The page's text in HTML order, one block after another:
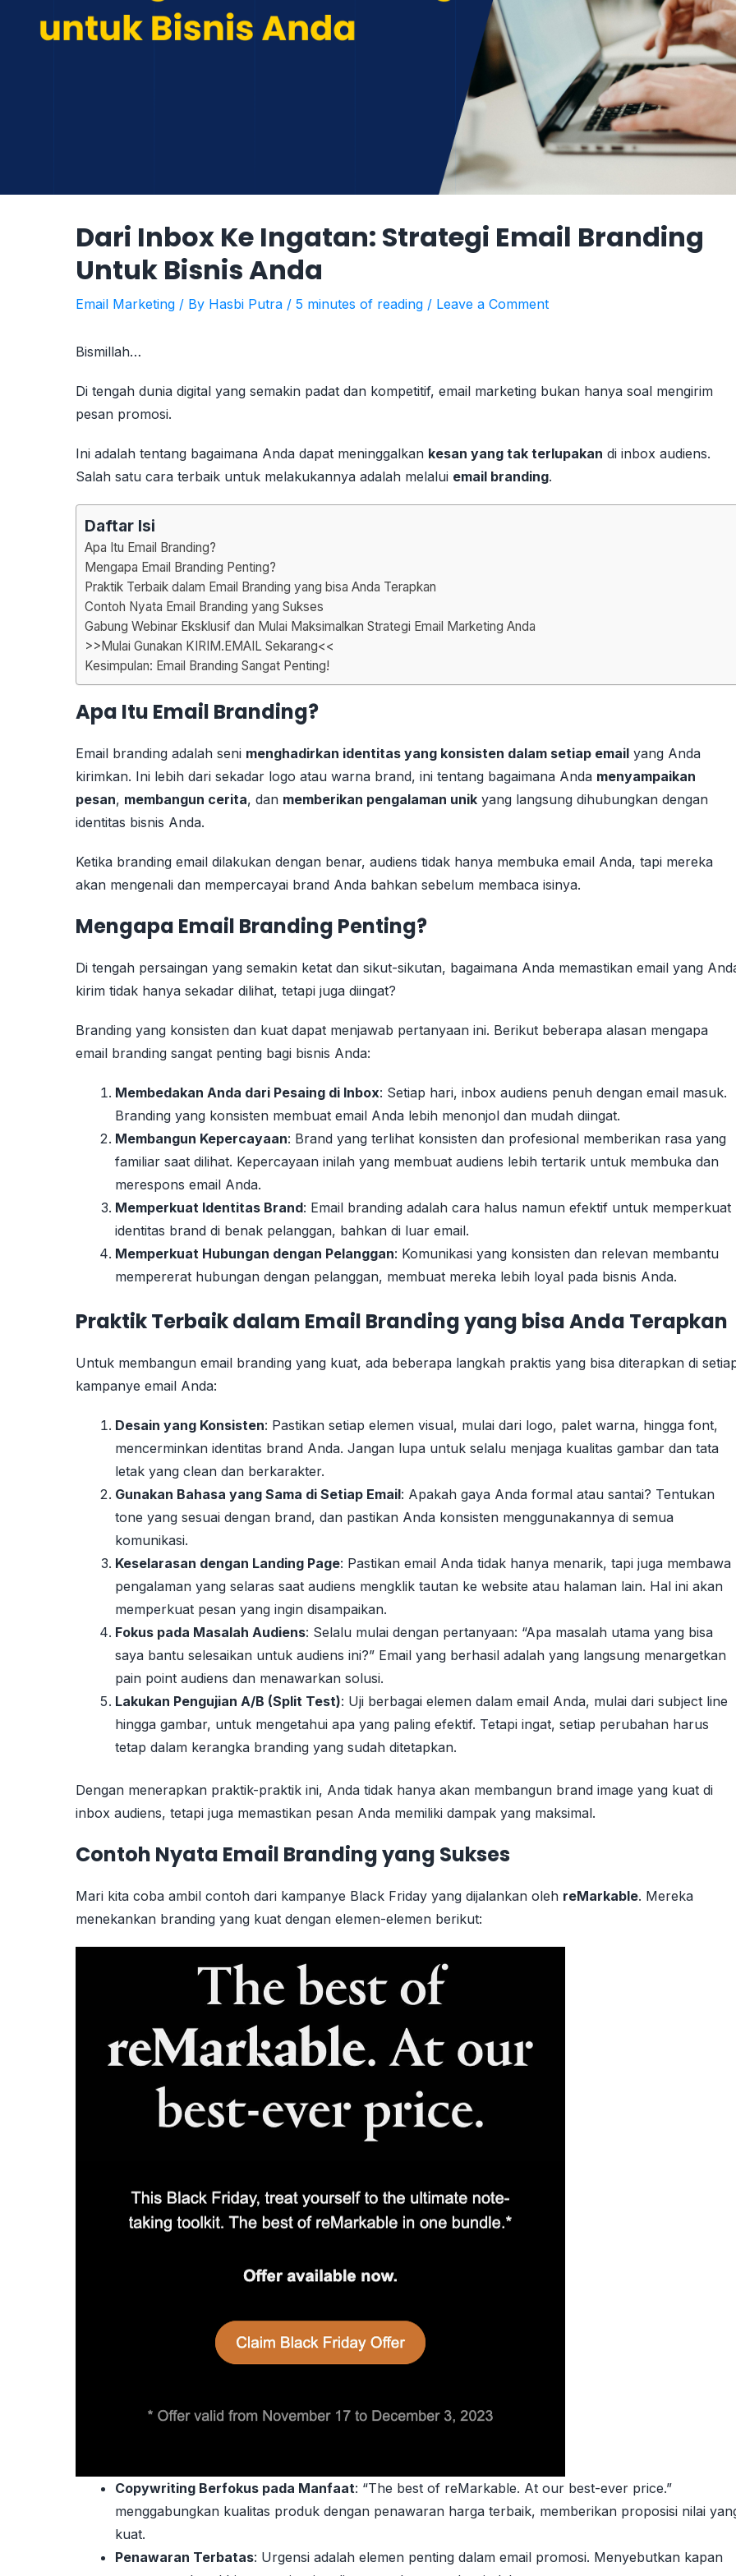
Dari Inbox Ke Ingatan: Strategi Email Branding
Untuk Bisnis Anda
Email Marketing / By Hasbi Putra / 5 minutes of reading / Leave a Comment
Bismillah…
Di tengah dunia digital yang semakin padat dan kompetitif, email marketing bukan hanya soal mengirim
pesan promosi.
Ini adalah tentang bagaimana Anda dapat meninggalkan kesan yang tak terlupakan di inbox audiens.
Salah satu cara terbaik untuk melakukannya adalah melalui email branding.
Daftar Isi
Apa Itu Email Branding?
Mengapa Email Branding Penting?
Praktik Terbaik dalam Email Branding yang bisa Anda Terapkan
Contoh Nyata Email Branding yang Sukses
Gabung Webinar Eksklusif dan Mulai Maksimalkan Strategi Email Marketing Anda
>>Mulai Gunakan KIRIM.EMAIL Sekarang<<
Kesimpulan: Email Branding Sangat Penting!
Apa Itu Email Branding?
Email branding adalah seni menghadirkan identitas yang konsisten dalam setiap email yang Anda
kirimkan. Ini lebih dari sekadar logo atau warna brand, ini tentang bagaimana Anda menyampaikan
pesan, membangun cerita, dan memberikan pengalaman unik yang langsung dihubungkan dengan
identitas bisnis Anda.
Ketika branding email dilakukan dengan benar, audiens tidak hanya membuka email Anda, tapi mereka
akan mengenali dan mempercayai brand Anda bahkan sebelum membaca isinya.
Mengapa Email Branding Penting?
Di tengah persaingan yang semakin ketat dan sikut-sikutan, bagaimana Anda memastikan email yang
kirim tidak hanya sekadar dilihat, tetapi juga diingat?
Branding yang konsisten dan kuat dapat menjawab pertanyaan ini. Berikut beberapa alasan mengapa
email branding sangat penting bagi bisnis Anda:
Membedakan Anda dari Pesaing di Inbox: Setiap hari, inbox audiens penuh dengan email masuk.
Branding yang konsisten membuat email Anda lebih menonjol dan mudah diingat.
Membangun Kepercayaan: Brand yang terlihat konsisten dan profesional memberikan rasa yang
familiar saat dilihat. Kepercayaan inilah yang membuat audiens lebih tertarik untuk membuka dan
merespons email Anda.
Memperkuat Identitas Brand: Email branding adalah cara halus namun efektif untuk memperkuat
identitas brand di benak pelanggan, bahkan di luar email.
Memperkuat Hubungan dengan Pelanggan: Komunikasi yang konsisten dan relevan membantu
mempererat hubungan dengan pelanggan, membuat mereka lebih loyal pada bisnis Anda.
Praktik Terbaik dalam Email Branding yang bisa Anda Terapkan
Untuk membangun email branding yang kuat, ada beberapa langkah praktis yang bisa diterapkan di
kampanye email Anda:
Desain yang Konsisten: Pastikan setiap elemen visual, mulai dari logo, palet warna, hingga font,
mencerminkan identitas brand Anda. Jangan lupa untuk selalu menjaga kualitas gambar dan tata
letak yang clean dan berkarakter.
Gunakan Bahasa yang Sama di Setiap Email: Apakah gaya Anda formal atau santai? Tentukan
tone yang sesuai dengan brand, dan pastikan Anda konsisten menggunakannya di semua
komunikasi.
Keselarasan dengan Landing Page: Pastikan email Anda tidak hanya menarik, tapi juga membawa
pengalaman yang selaras saat audiens mengklik tautan ke website atau halaman lain. Hal ini akan
memperkuat pesan yang ingin disampaikan.
Fokus pada Masalah Audiens: Selalu mulai dengan pertanyaan: “Apa masalah utama yang bisa
saya bantu selesaikan untuk audiens ini?” Email yang berhasil adalah yang langsung menargetkan
pain point audiens dan menawarkan solusi.
Lakukan Pengujian A/B (Split Test): Uji berbagai elemen dalam email Anda, mulai dari subject line
hingga gambar, untuk mengetahui apa yang paling efektif. Tetapi ingat, setiap perubahan harus
tetap dalam kerangka branding yang sudah ditetapkan.
Dengan menerapkan praktik-praktik ini, Anda tidak hanya akan membangun brand image yang kuat di
inbox audiens, tetapi juga memastikan pesan Anda memiliki dampak yang maksimal.
Contoh Nyata Email Branding yang Sukses
Mari kita coba ambil contoh dari kampanye Black Friday yang dijalankan oleh reMarkable. Mereka
menekankan branding yang kuat dengan elemen-elemen berikut:
Copywriting Berfokus pada Manfaat: “The best of reMarkable. At our best-ever price.”
menggabungkan kualitas produk dengan penawaran harga terbaik, memberikan proposisi nilai
kuat.
Penawaran Terbatas: Urgensi adalah elemen penting dalam email promosi. Menyebutkan kapan